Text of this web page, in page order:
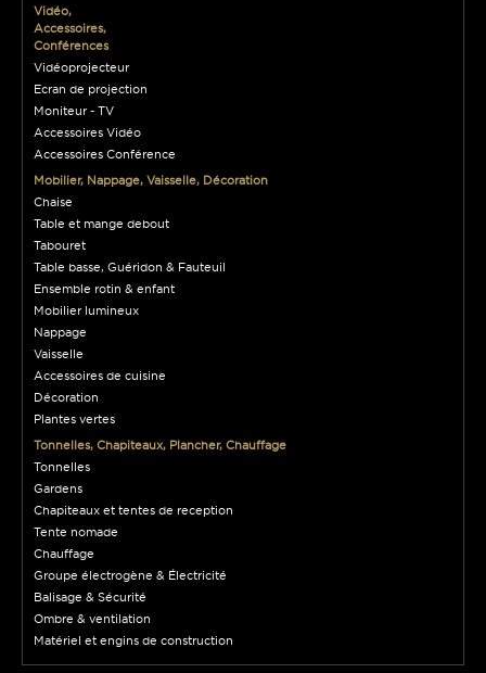
Vidéo,
Accessoires,
Conférences
Vidéoprojecteur
Ecran de projection
Moniteur - TV
Accessoires Vidéo
Accessoires Conférence
Mobilier, Nappage, Vaisselle, Décoration
Chaise
Table et mange debout
Tabouret
Table basse, Guéridon & Fauteuil
Ensemble rotin & enfant
Mobilier lumineux
Nappage
Vaisselle
Accessoires de cuisine
Décoration
Plantes vertes
Tonnelles, Chapiteaux, Plancher, Chauffage
Tonnelles
Gardens
Chapiteaux et tentes de reception
Tente nomade
Chauffage
Groupe électrogène & Électricité
Balisage & Sécurité
Ombre & ventilation
Matériel et engins de construction